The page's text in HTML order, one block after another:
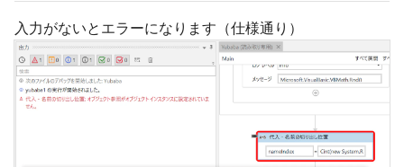
入力がないとエラーになります（仕様通り）